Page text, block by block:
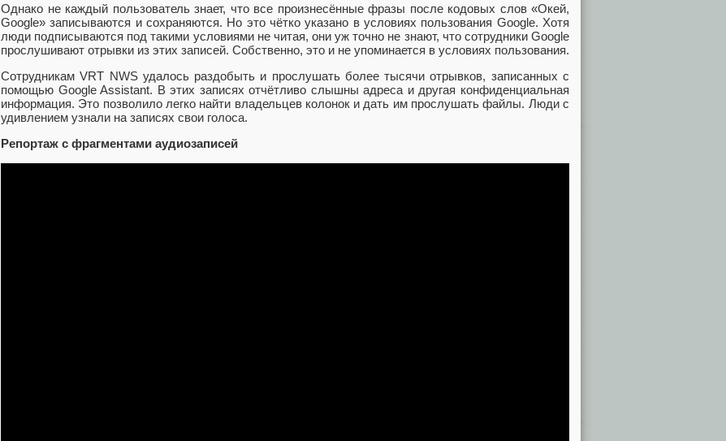
Однако не каждый пользователь знает, что все произнесённые фразы после кодовых слов «Окей,
Google» записываются и сохраняются. Но это чётко указано в условиях пользования Google. Хотя
люди подписываются под такими условиями не читая, они уж точно не знают, что сотрудники Google
прослушивают отрывки из этих записей. Собственно, это и не упоминается в условиях пользования.
Сотрудникам VRT NWS удалось раздобыть и прослушать более тысячи отрывков, записанных с
помощью Google Assistant. В этих записях отчётливо слышны адреса и другая конфиденциальная
информация. Это позволило легко найти владельцев колонок и дать им прослушать файлы. Люди с
удивлением узнали на записях свои голоса.
Репортаж с фрагментами аудиозаписей